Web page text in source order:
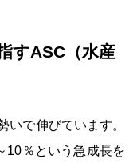
すASC（水産
いで伸びています。
10％という急成長を